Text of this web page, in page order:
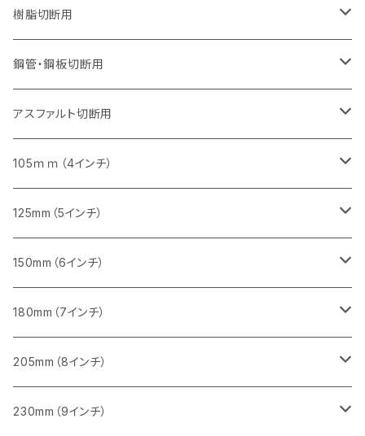
セグメント（特殊凸凹加工チップ）
セグメントタイプ（一般道路カッター用
セグメントタイプ
セグメントタイプ（一般道路カッター用
405mm（16インチ）
セグメントタイプ
セグメントタイプ（一般道路カッター用
455mm（18インチ）
セグメント（一般道路カッター用
埋設鋳鉄管工事対応タイプ
セグメントタイプ
埋設鋳鉄管工事対応タイプ
405mm（16インチ）
セグメントタイプ
埋設鋳鉄管工事対応タイプ
ウェーブタイプ
セグメントタイプ
セグメントタイプ（一般道路カッター用
305mm（12インチ）
セグメント
セグメント（特殊凸凹加工チップ）
355mm（14インチ）
セグメント
セグメント（特殊凸凹加工チップ）
405mm（16インチ）
セグメント
セグメント（一般道路カッター用
473mm（18インチ）
セグメント（一般道路カッター用
セグメントタイプ
230mm（9インチ）
セグメントタイプ
255mm（10インチ）
セグメントタイプ
305mm（12インチ）
セグメント
セグメント（特殊凸凹加工チップ）
355mm（14インチ）
セグメント
セグメント（特殊凸凹加工チップ）
405mm（16インチ）
セグメントタイプ
305mm（12インチ）
砥石（補強綱入り）
355mm（14インチ）
砥石（補強綱入り）
樹脂切断用
305mm（12インチ）
砥石（補強綱入り）
355mm（14インチ）
砥石（補強綱入り）
鋼管・鋼板切断用
305mm（12インチ）
砥石（補強綱入り）
355mm（14インチ）
砥石（補強綱入り）
アスファルト切断用
255ｍｍ（10インチ）
一般道路カッター用
305ｍｍ（12インチ）
一般道路カッター用
355ｍｍ（14インチ）
一般道路カッター用
405mm（16インチ）
一般道路カッター用
455ｍｍ（18インチ）
一般道路カッター用
105ｍｍ（4インチ）
タイル切断用
みかげ石（御影石）切断用
コンクリート切断用
ブロック切断用
レンガ切断用
125mm（5インチ）
タイル切断用
みかげ石（御影石）切断用
コンクリート切断用
ブロック切断用
150mm（6インチ）
みかげ石（御影石）切断用
コンクリート切断用
ブロック切断用
180mm（7インチ）
みかげ石（御影石）切断用
コンクリート切断用
205mm（8インチ）
みかげ石（御影石）切断用
230mm（9インチ）